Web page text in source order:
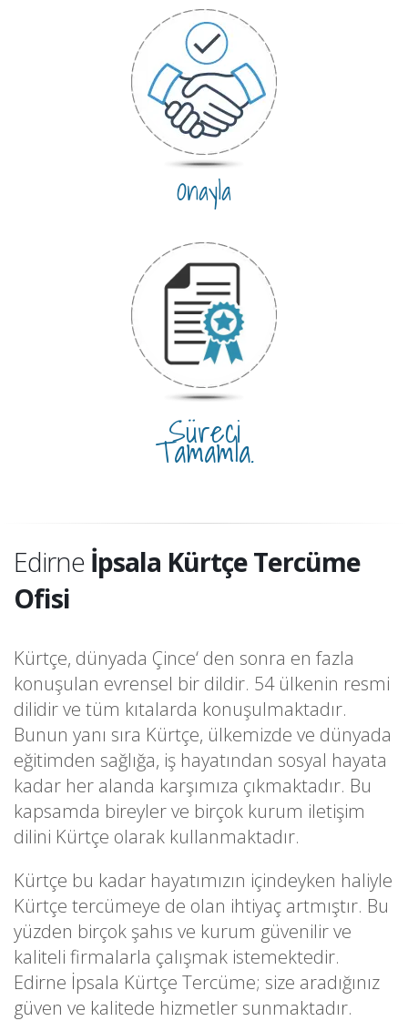
Onayla
Süreci
Tamamla.
Edirne İpsala Kürtçe Tercüme
Ofisi
Kürtçe, dünyada Çince‘ den sonra en fazla
konuşulan evrensel bir dildir. 54 ülkenin resmi
dilidir ve tüm kıtalarda konuşulmaktadır.
Bunun yanı sıra Kürtçe, ülkemizde ve dünyada
eğitimden sağlığa, iş hayatından sosyal hayata
kadar her alanda karşımıza çıkmaktadır. Bu
kapsamda bireyler ve birçok kurum iletişim
dilini Kürtçe olarak kullanmaktadır.
Kürtçe bu kadar hayatımızın içindeyken haliyle
Kürtçe tercümeye de olan ihtiyaç artmıştır. Bu
yüzden birçok şahıs ve kurum güvenilir ve
kaliteli firmalarla çalışmak istemektedir.
Edirne İpsala Kürtçe Tercüme; size aradığınız
güven ve kalitede hizmetler sunmaktadır.